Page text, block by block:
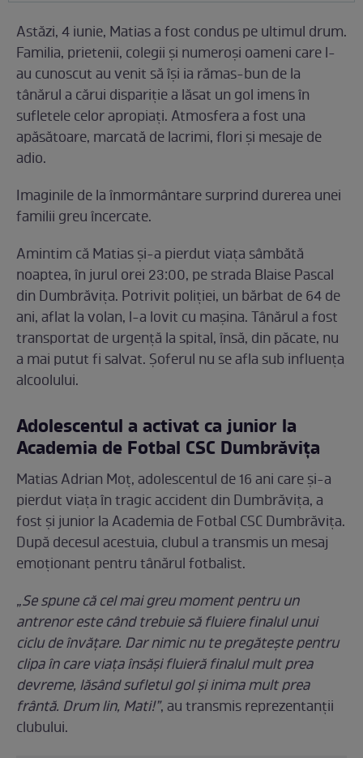
Astăzi, 4 iunie, Matias a fost condus pe ultimul drum.
Familia, prietenii, colegii și numeroși oameni care l-
au cunoscut au venit să își ia rămas-bun de la
tânărul a cărui dispariție a lăsat un gol imens în
sufletele celor apropiați. Atmosfera a fost una
apăsătoare, marcată de lacrimi, flori și mesaje de
adio.
Imaginile de la înmormântare surprind durerea unei
familii greu încercate.
Amintim că Matias și-a pierdut viața sâmbătă
noaptea, în jurul orei 23:00, pe strada Blaise Pascal
din Dumbrăvița. Potrivit poliției, un bărbat de 64 de
ani, aflat la volan, l-a lovit cu mașina. Tânărul a fost
transportat de urgență la spital, însă, din păcate, nu
a mai putut fi salvat. Șoferul nu se afla sub influența
alcoolului.
Adolescentul a activat ca junior la
Academia de Fotbal CSC Dumbrăvița
Matias Adrian Moț, adolescentul de 16 ani care și-a
pierdut viața în tragic accident din Dumbrăvița, a
fost și junior la Academia de Fotbal CSC Dumbrăvița.
După decesul acestuia, clubul a transmis un mesaj
emoționant pentru tânărul fotbalist.
„Se spune că cel mai greu moment pentru un
antrenor este când trebuie să fluiere finalul unui
ciclu de învățare. Dar nimic nu te pregătește pentru
clipa în care viața însăși fluieră finalul mult prea
devreme, lăsând sufletul gol și inima mult prea
frântă. Drum lin, Mati!”, au transmis reprezentanții
clubului.